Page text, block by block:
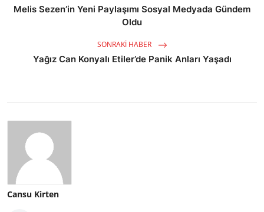
Melis Sezen’in Yeni Paylaşımı Sosyal Medyada Gündem
Oldu
SONRAKI HABER
Yağız Can Konyalı Etiler’de Panik Anları Yaşadı
Cansu Kirten